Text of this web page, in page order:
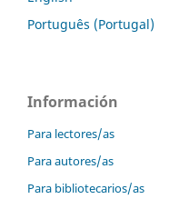
Português (Portugal)
Información
Para lectores/as
Para autores/as
Para bibliotecarios/as